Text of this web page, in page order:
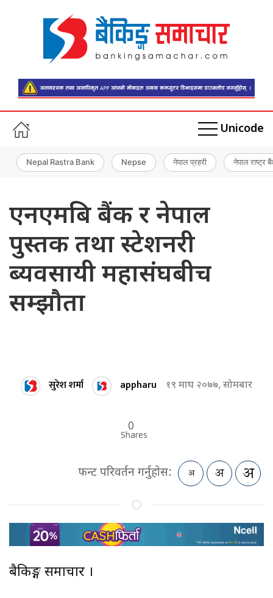
Unicode
Nepal Rastra Bank Nepse नेपाल प्रहरी नेपाल राष्ट्र
एनएमबि बैंक र नेपाल
पुस्तक तथा स्टेशनरी
ब्यवसायी महासंघबीच
सम्झौता
सुरेश शर्मा appharu १९ माघ २०७७, सोमबार
0
Shares
फन्ट परिवर्तन गर्नुहोस:
बैकिङ्ग समाचार ।